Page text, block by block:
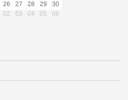
26 27 28 29
30
02 03 04 05 06